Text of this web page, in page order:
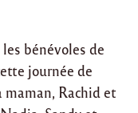
bénévoles de
journée de
maman, Rachid et